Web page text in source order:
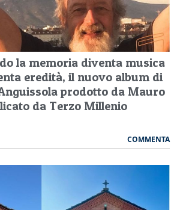
la memoria diventa musica
eredità, il nuovo album di
prodotto da Mauro
da Terzo Millenio
COMMENTA